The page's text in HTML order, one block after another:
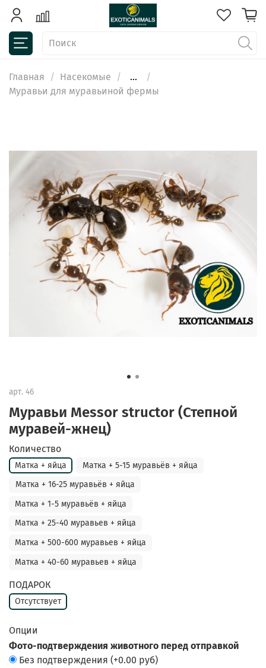
Главная Насекомые
...
Муравьи для муравьиной фермы
арт. 46
Муравьи Messor structor (Степной
муравей-жнец)
Количество
Матка + яйца
Матка + 5-15 муравьёв + яйца
Матка + 16-25 муравьёв + яйца
Матка + 1-5 муравьёв + яйца
Матка + 25-40 муравьев + яйца
Матка + 500-600 муравьев + яйца
Матка + 40-60 муравьев + яйца
ПОДАРОК
Отсутствует
Опции
Фото-подтверждения животного перед отправкой
Без подтверждения (+0.00 руб)